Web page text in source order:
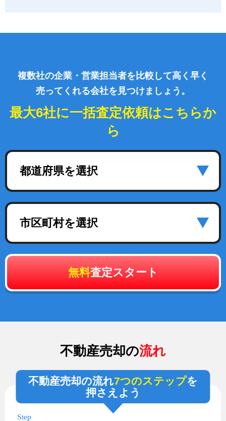
複数社の企業・営業担当者を比較して高く早く
売ってくれる会社を見つけましょう。
最大6社に一括査定依頼はこちらか
ら
都道府県を選択
市区町村を選択
無料査定スタート
不動産売却の流れ
不動産売却の流れ7つのステップを
押さえよう